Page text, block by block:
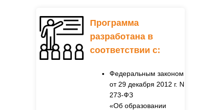
Федеральным законом
от 29 декабря 2012 г. N
273-ФЗ
«Об образовании
Программа
разработана в
соответствии с: